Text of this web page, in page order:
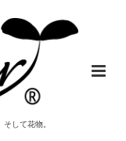
して花物。